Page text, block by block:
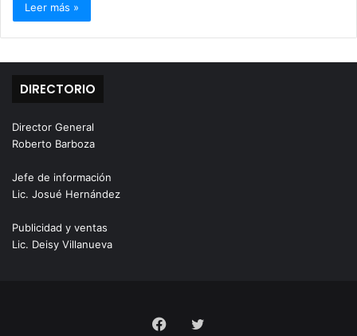
Leer más »
DIRECTORIO
Director General
Roberto Barboza
Jefe de información
Lic. Josué Hernández
Publicidad y ventas
Lic. Deisy Villanueva
FacebookTwitter